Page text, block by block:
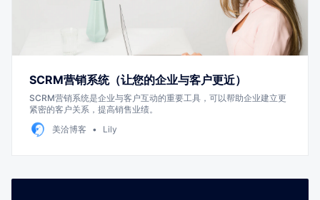
SCRM营销系统（让您的企业与客户更近）
SCRM营销系统是企业与客户互动的重要工具，可以帮助企业建立更
紧密的客户关系，提高销售业绩。
美洽博客
Lily